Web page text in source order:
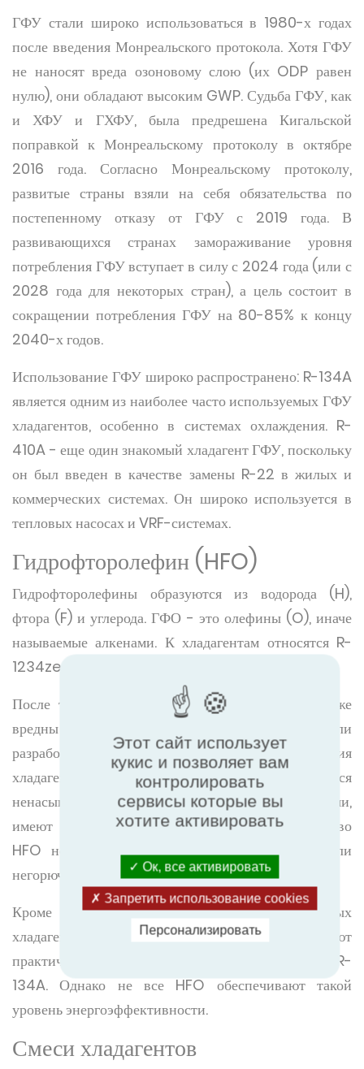
ГФУ стали широко использоваться в 1980-х годах
после введения Монреальского протокола. Хотя ГФУ
не наносят вреда озоновому слою (их ODP равен
нулю), они обладают высоким GWP. Судьба ГФУ, как
и ХФУ и ГХФУ, была предрешена Кигальской
поправкой к Монреальскому протоколу в октябре
2016 года. Согласно Монреальскому протоколу,
развитые страны взяли на себя обязательства по
постепенному отказу от ГФУ с 2019 года. В
развивающихся странах замораживание уровня
потребления ГФУ вступает в силу с 2024 года (или с
2028 года для некоторых стран), а цель состоит в
сокращении потребления ГФУ на 80-85% к концу
2040-х годов.
Использование ГФУ широко распространено: R-134A
является одним из наиболее часто используемых ГФУ
хладагентов, особенно в системах охлаждения. R-
410A - еще один знакомый хладагент ГФУ, поскольку
он был введен в качестве замены R-22 в жилых и
коммерческих системах. Он широко используется в
тепловых насосах и VRF-системах.
Гидрофторолефин (HFO)
Гидрофторолефины образуются из водорода (H),
фтора (F) и углерода. ГФО - это олефины (O), иначе
называемые алкенами. К хладагентам относятся R-
1234ze, R-1234yf и R-513A.
После того как было обнаружено, что ГФУ также
вредны для окружающей среды, ГФО были
разработаны в качестве следующего поколения
хладагентов. Гидрофторолефины являются
ненасыщенными органическими соединениями,
имеют нулевое ODP и низкий GWP. Большинство
HFO нетоксичны и являются слабогорючими или
негорючими.
Кроме того, некоторые из недавно созданных
хладагентов HFO, такие как R-513A, обладают
практически идентичными характеристиками с R-
134A. Однако не все HFO обеспечивают такой
уровень энергоэффективности.
Смеси хладагентов
Этот сайт использует
кукис и позволяет вам
контролировать
сервисы которые вы
хотите активировать
Ок, все активировать
Запретить использование cookies
Персонализировать